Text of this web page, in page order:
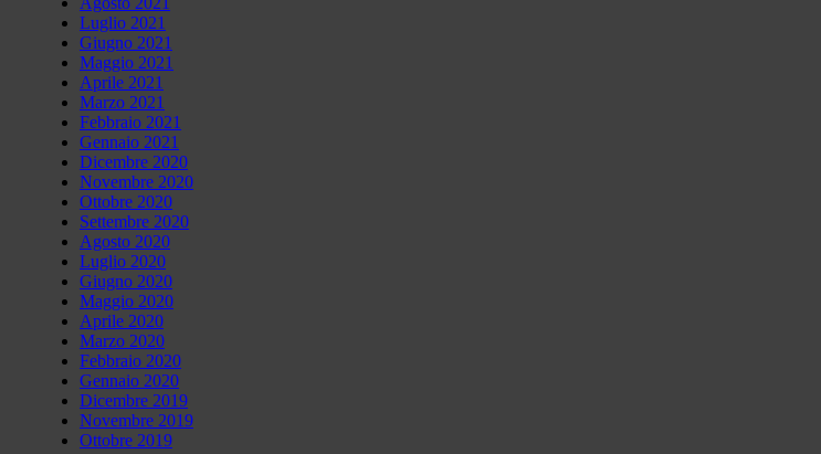
Luglio 2021
Giugno 2021
Maggio 2021
Aprile 2021
Marzo 2021
Febbraio 2021
Gennaio 2021
Dicembre 2020
Novembre 2020
Ottobre 2020
Settembre 2020
Agosto 2020
Luglio 2020
Giugno 2020
Maggio 2020
Aprile 2020
Marzo 2020
Febbraio 2020
Gennaio 2020
Dicembre 2019
Novembre 2019
Ottobre 2019